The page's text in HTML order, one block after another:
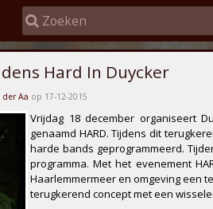
Hard In Duycker
der Aa op 17-12-2015
Vrijdag 18 december organiseert
genaamd HARD. Tijdens dit
harde bands geprogrammeerd.
programma. Met het evenement
Haarlemmermeer en omgeving een
terugkerend concept met een